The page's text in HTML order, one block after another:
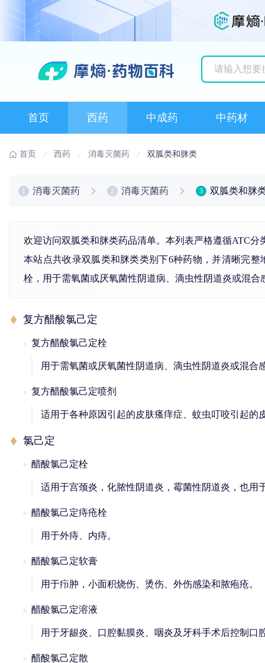
首页 西药 中成药 中药材
首页 西药 消毒灭菌药 双胍类和脒类
消毒灭菌药 2 消毒灭菌药 3 双胍类和脒
欢迎访问双胍类和脒类药品清单。本列表严格遵循ATC
本站点共收录双胍类和脒类类别下6种药物，并清晰完
栓，用于需氧菌或厌氧菌性阴道病、滴虫性阴道炎或混合
复方醋酸氯己定
复方醋酸氯己定栓
用于需氧菌或厌氧菌性阴道病、滴虫性阴道炎或混合
复方醋酸氯己定喷剂
适用于各种原因引起的皮肤瘙痒症、蚊虫叮咬引起的
氯己定
醋酸氯己定栓
适用于宫颈炎，化脓性阴道炎，霉菌性阴道炎，也用
醋酸氯己定痔疮栓
用于外痔、内痔。
醋酸氯己定软膏
用于疖肿，小面积烧伤、烫伤、外伤感染和脓疱疮。
醋酸氯己定溶液
用于牙龈炎、口腔黏膜炎、咽炎及牙科手术后控制口
醋酸氯己定散